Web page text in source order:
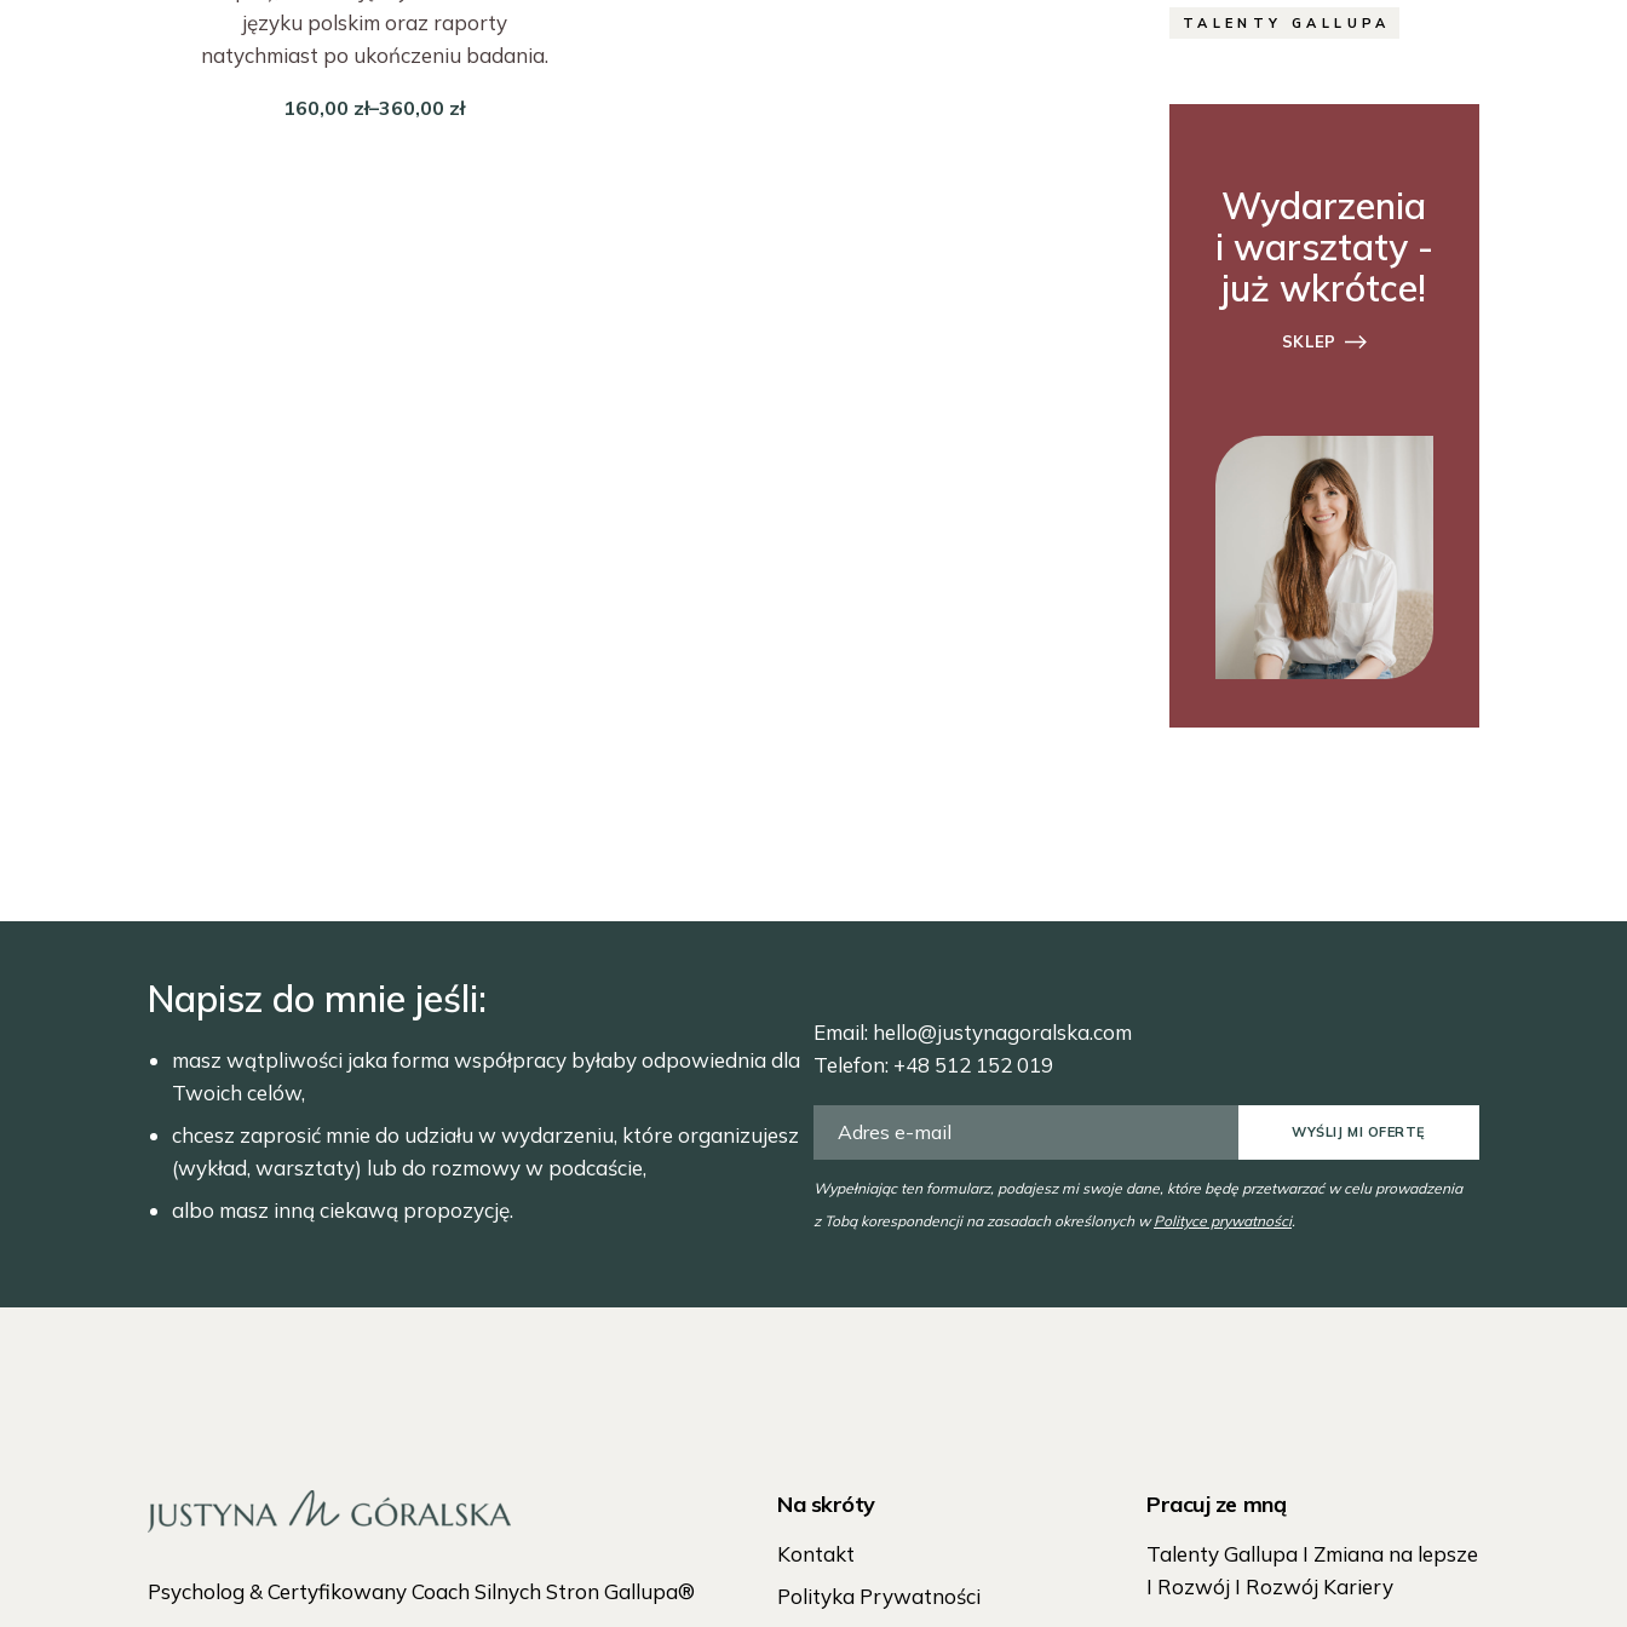
języku polskim oraz raporty
natychmiast po ukończeniu badania.
160,00 zł–360,00 zł
TALENTY GALLUPA
Wydarzenia
i warsztaty -
już wkrótce!
SKLEP
Napisz do mnie jeśli:
masz wątpliwości jaka forma współpracy byłaby odpowiednia dla
Twoich celów,
chcesz zaprosić mnie do udziału w wydarzeniu, które organizujesz
(wykład, warsztaty) lub do rozmowy w podcaście,
albo masz inną ciekawą propozycję.
Email: hello@justynagoralska.com
Telefon: +48 512 152 019
WYŚLIJ MI OFERTĘ
Wypełniając ten formularz, podajesz mi swoje dane, które będę przetwarzać w celu prowadzenia
z Tobą korespondencji na zasadach określonych wPolityce prywatności.
Psycholog & Certyfikowany Coach Silnych Stron Gallupa®
Na skróty
Kontakt
Polityka Prywatności
Pracuj ze mną
Talenty Gallupa I Zmiana na lepsze
I Rozwój I Rozwój Kariery